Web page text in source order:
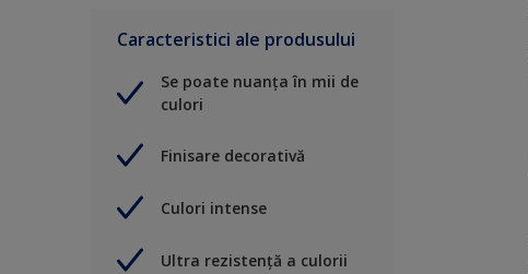
Caracteristici ale produsului
Se poate nuanța în mii de
culori
Finisare decorativă
Culori intense
Ultra rezistență a culorii